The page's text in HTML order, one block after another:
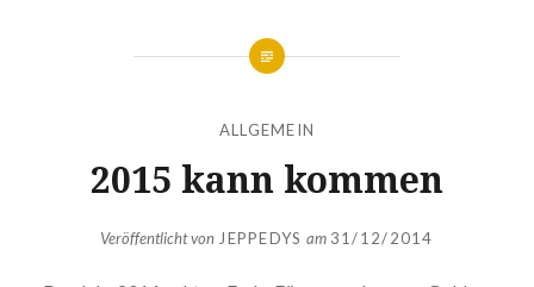
ALLGEMEIN
2015 kann kommen
Veröffentlicht von JEPPEDYS am 31/12/2014